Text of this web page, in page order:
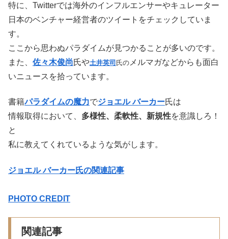
特に、Twitterでは海外のインフルエンサーやキュレーター
日本のベンチャー経営者のツイートをチェックしていま
す。
ここから思わぬパラダイムが見つかることが多いのです。
また、 佐々木俊尚氏や土井英司 氏の メルマガなどからも面白
いニュースを拾っています。
書籍パラダイムの魔力でジョエル バーカー氏は
情報取得において、 多様性、柔軟性、新規性を意識しろ！
と
私に教えてくれているような気がします。
ジョエル バーカー氏の関連記事
PHOTO CREDIT
関連記事